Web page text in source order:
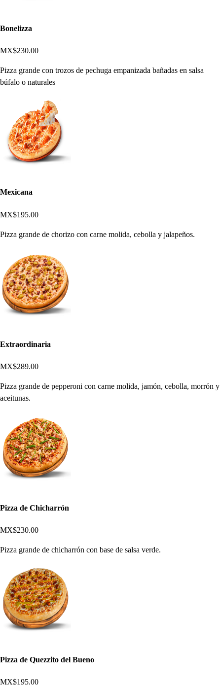
Bonelizza
MX$230.00
Pizza grande con trozos de pechuga empanizada bañadas en salsa
búfalo o naturales
Mexicana
MX$195.00
Pizza grande de chorizo con carne molida, cebolla y jalapeños.
Extraordinaria
MX$289.00
Pizza grande de pepperoni con carne molida, jamón, cebolla, morrón y
aceitunas.
Pizza de Chicharrón
MX$230.00
Pizza grande de chicharrón con base de salsa verde.
Pizza de Quezzito del Bueno
MX$195.00